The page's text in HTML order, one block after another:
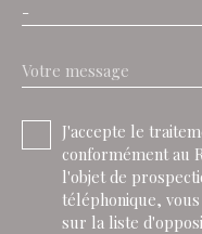
-
Votre message
J'accepte le
conformément au
l'objet de
téléphonique,
sur la liste